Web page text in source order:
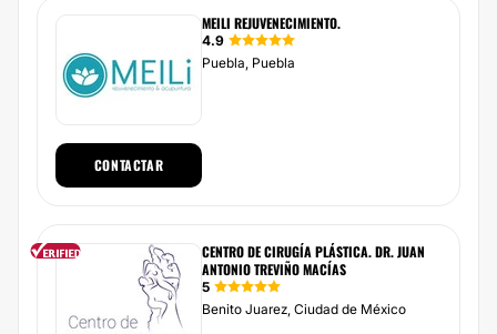
MEILI REJUVENECIMIENTO.
4.9
Puebla, Puebla
CONTACTAR
CENTRO DE CIRUGÍA PLÁSTICA. DR. JUAN
ANTONIO TREVIÑO MACÍAS
5
Benito Juarez, Ciudad de México